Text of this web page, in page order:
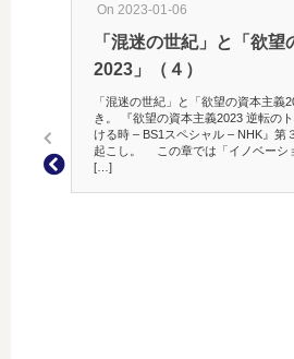
On 2023-01-06
「混迷の世紀」と「欲望
2023」（４）
「混迷の世紀」と「欲望の資本主義
き。 『欲望の資本主義2023 逆転の
ける時 – BS1スペシャル – NHK』第
起こし。 この章では「イノベーシ
[…]